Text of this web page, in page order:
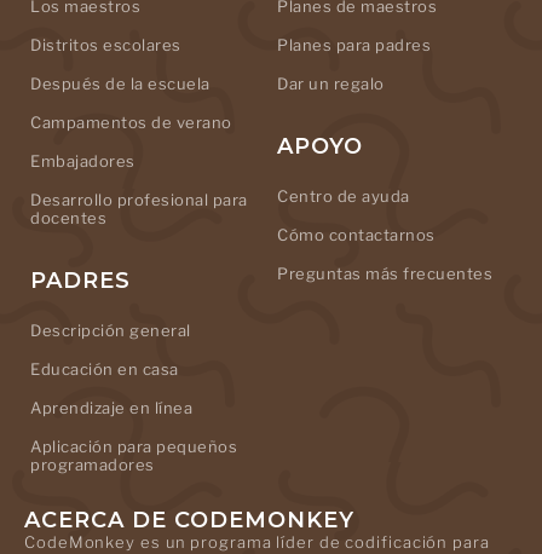
Los maestros
Distritos escolares
Después de la escuela
Campamentos de verano
Embajadores
Desarrollo profesional para
docentes
PADRES
Descripción general
Educación en casa
Aprendizaje en línea
Aplicación para pequeños
programadores
Planes de maestros
Planes para padres
Dar un regalo
APOYO
Centro de ayuda
Cómo contactarnos
Preguntas más frecuentes
ACERCA DE CODEMONKEY
CodeMonkey es un programa líder de codificación para